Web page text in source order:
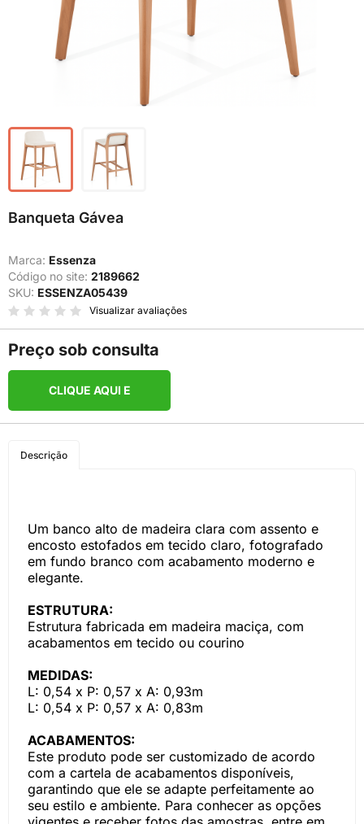
Banqueta Gávea
Marca: Essenza
Código no site: 2189662
SKU: ESSENZA05439
Visualizar avaliações
Preço sob consulta
CLIQUE AQUI E
Descrição
Um banco alto de madeira clara com assento e
encosto estofados em tecido claro, fotografado
em fundo branco com acabamento moderno e
elegante.
ESTRUTURA:
Estrutura fabricada em madeira maciça, com
acabamentos em tecido ou courino
MEDIDAS:
L: 0,54 x P: 0,57 x A: 0,93m
L: 0,54 x P: 0,57 x A: 0,83m
ACABAMENTOS:
Este produto pode ser customizado de acordo
com a cartela de acabamentos disponíveis,
garantindo que ele se adapte perfeitamente ao
seu estilo e ambiente. Para conhecer as opções